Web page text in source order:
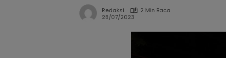
Redaksi
2 Min Baca
28/07/2023